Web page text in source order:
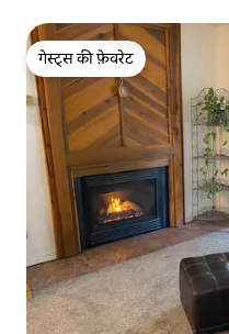
गेस्ट्स की फ़ेवरेट
गेस्ट्स की फ़ेवरेट